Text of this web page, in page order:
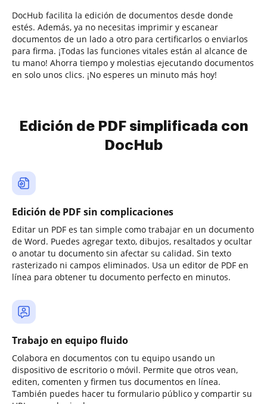
DocHub facilita la edición de documentos desde donde
estés. Además, ya no necesitas imprimir y escanear
documentos de un lado a otro para certificarlos o enviarlos
para firma. ¡Todas las funciones vitales están al alcance de
tu mano! Ahorra tiempo y molestias ejecutando documentos
en solo unos clics. ¡No esperes un minuto más hoy!
Edición de PDF simplificada con
DocHub
Edición de PDF sin complicaciones
Editar un PDF es tan simple como trabajar en un documento
de Word. Puedes agregar texto, dibujos, resaltados y ocultar
o anotar tu documento sin afectar su calidad. Sin texto
rasterizado ni campos eliminados. Usa un editor de PDF en
línea para obtener tu documento perfecto en minutos.
Trabajo en equipo fluido
Colabora en documentos con tu equipo usando un
dispositivo de escritorio o móvil. Permite que otros vean,
editen, comenten y firmen tus documentos en línea.
También puedes hacer tu formulario público y compartir su